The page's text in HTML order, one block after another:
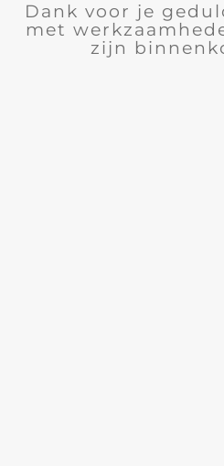
Dank voor je
met
zijn